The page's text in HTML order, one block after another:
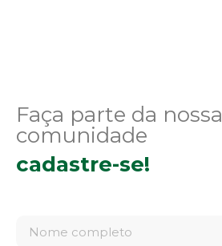
Faça parte da nossa
comunidade
cadastre-se!